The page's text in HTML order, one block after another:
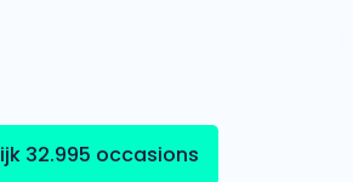
32.995 occasions